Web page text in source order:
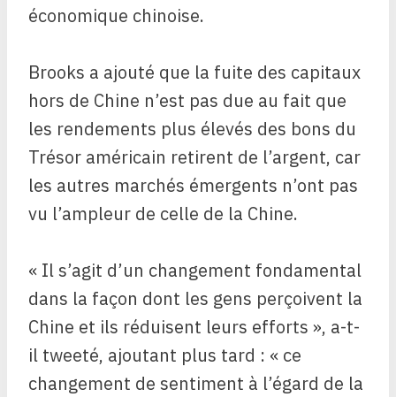
économique chinoise.
Brooks a ajouté que la fuite des capitaux
hors de Chine n’est pas due au fait que
les rendements plus élevés des bons du
Trésor américain retirent de l’argent, car
les autres marchés émergents n’ont pas
vu l’ampleur de celle de la Chine.
« Il s’agit d’un changement fondamental
dans la façon dont les gens perçoivent la
Chine et ils réduisent leurs efforts », a-t-
il tweeté, ajoutant plus tard : « ce
changement de sentiment à l’égard de la